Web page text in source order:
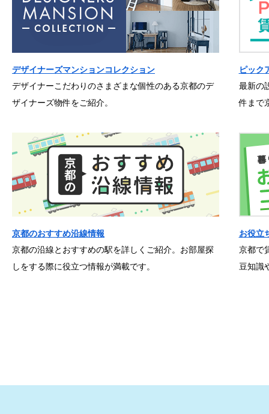
デザイナーズマンションコレクション
デザイナーこだわりのさまざまな個性のある京都のデ
ザイナーズ物件をご紹介。
ピック
最新の
件まで
京都のおすすめ沿線情報
京都の沿線とおすすめの駅を詳しくご紹介。お部屋探
しをする際に役立つ情報が満載です。
お役立
京都で
豆知識